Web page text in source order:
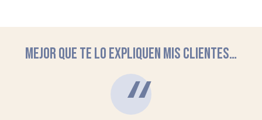
MEJOR QUE TE LO EXPLIQUEN MIS CLIENTES…